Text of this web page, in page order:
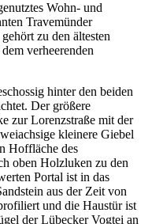
Wohn- und
Travemünder
zu den ältesten
verheerenden
hinter den beiden
Der größere
zur Lorenzstraße mit der
kleinere Giebel
Hoffläche des
oben Holzluken zu den
Portal ist in das
aus der Zeit von
und die Haustür ist
der Lübecker Vogtei an